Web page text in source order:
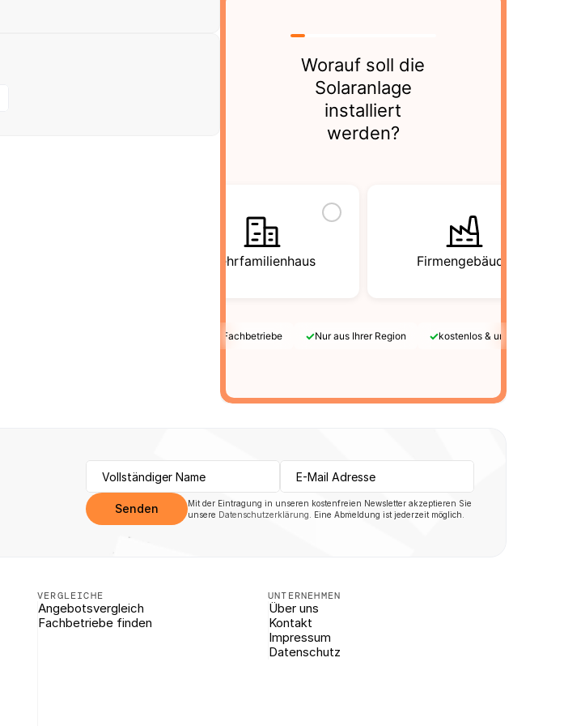
Worauf soll die
Solaranlage
installiert
werden?
Mehrfamilienhaus Firmengebäude
Geprüfte Fachbetriebe ✓Nur aus Ihrer Region ✓kostenlos & unverbindlich
Senden
Mit der Eintragung in unseren kostenfreien Newsletter akzeptieren Sie
unsere Datenschutzerklärung . Eine Abmeldung ist jederzeit möglich.
VERGLEICHE
Angebotsvergleich
Fachbetriebe finden
UNTERNEHMEN
Über uns
Kontakt
Impressum
Datenschutz